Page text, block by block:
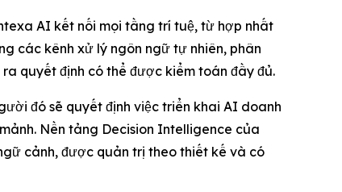
AI kết nối mọi tầng trí tuệ, từ hợp nhất
các kênh xử lý ngôn ngữ tự nhiên, phân
quyết định có thể được kiểm toán đầy đủ.
đó sẽ quyết định việc triển khai AI doanh
Nền tảng Decision Intelligence của
cảnh, được quản trị theo thiết kế và có